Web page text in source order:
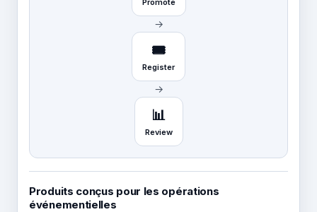
Promote
→
🎟️
Register
→
📊
Review
Produits conçus pour les opérations
événementielles